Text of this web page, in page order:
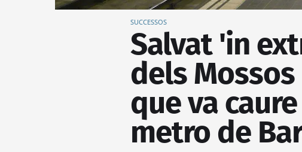
SUCCESSOS
Salvat 'in
dels
que va
metro de